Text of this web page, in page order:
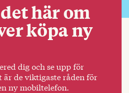
här om
köpa ny
dig och se upp för
är de viktigaste råden för
ny mobiltelefon.